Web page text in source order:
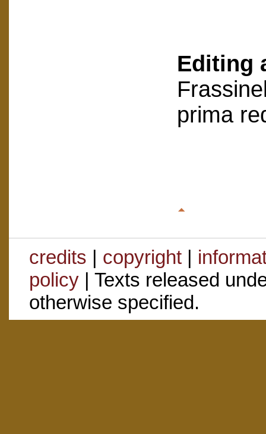
Editing
prima
credits | copyright|
policy| Texts released
otherwise specified.